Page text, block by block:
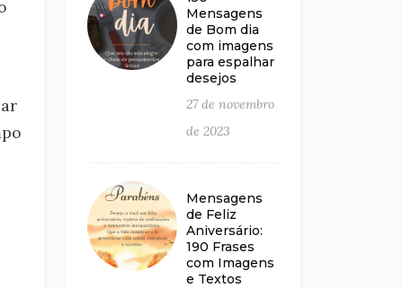
Mensagens
de Bom dia
com imagens
para espalhar
desejos
27 de novembro
de 2023
Mensagens
de Feliz
Aniversário:
190 Frases
com Imagens
e Textos